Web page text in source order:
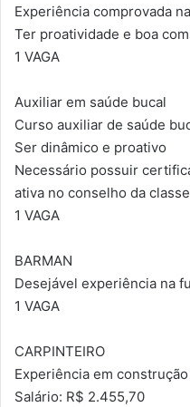
Experiência comprovada
Ter proatividade e boa
1 VAGA
Auxiliar em saúde bucal
Curso auxiliar de saúde
Ser dinâmico e proativo
Necessário possuir
ativa no conselho da classe
1 VAGA
BARMAN
Desejável experiência na
1 VAGA
CARPINTEIRO
Experiência em
Salário: R$ 2.455,70